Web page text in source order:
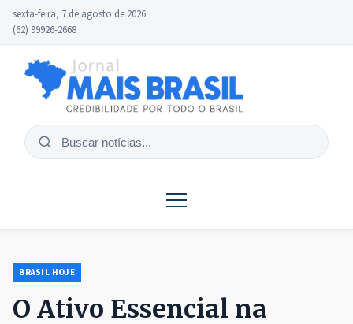
sexta-feira, 7 de agosto de 2026
(62) 99926-2668
Buscar
BRASIL HOJE
O Ativo Essencial na